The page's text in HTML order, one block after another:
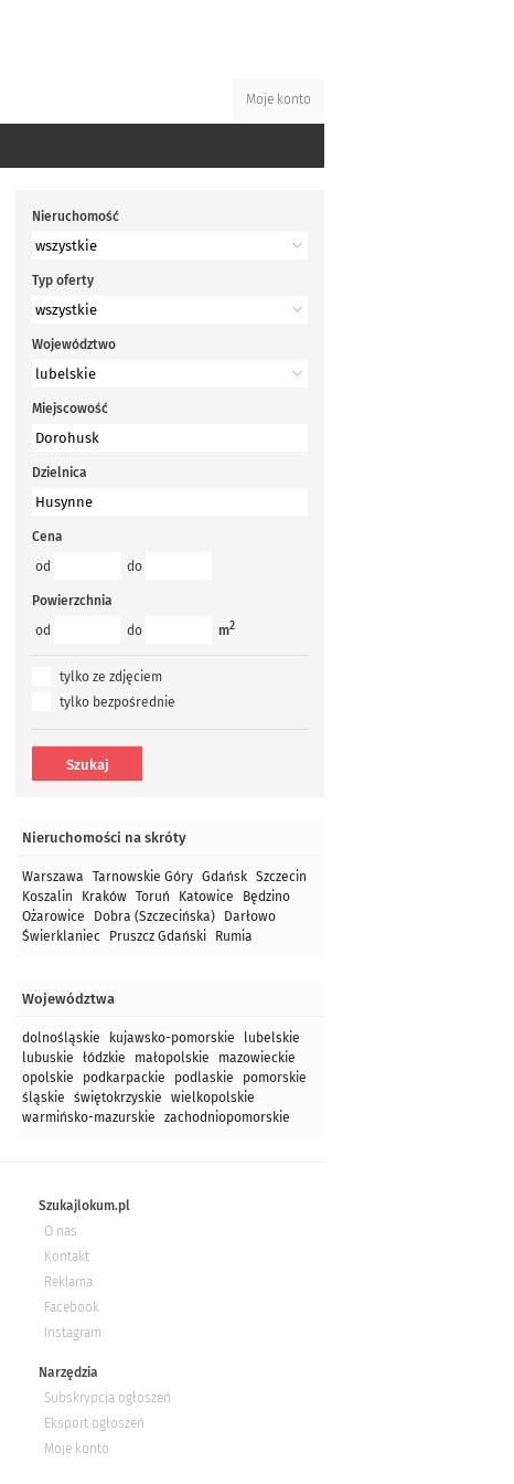
Moje konto
Nieruchomość
Typ oferty
Województwo
Miejscowość
Dzielnica
Cena
od
do
Powierzchnia
od
do m2
tylko ze zdjęciem
tylko bezpośrednie
Nieruchomości na skróty
Warszawa Tarnowskie Góry Gdańsk Szczecin
Koszalin
Kraków Toruń Katowice
Będzino
Ożarowice
Dobra (Szczecińska)
Darłowo
Świerklaniec
Pruszcz Gdański Rumia
Województwa
dolnośląskie kujawsko-pomorskie
lubelskie
lubuskie
łódzkie małopolskie
mazowieckie
opolskie
podkarpackie podlaskie
pomorskie
śląskie
świętokrzyskie
wielkopolskie
warmińsko-mazurskie
zachodniopomorskie
Szukajlokum.pl
O nas
Kontakt
Reklama
Facebook
Instagram
Narzędzia
Subskrypcja ogłoszeń
Eksport ogłoszeń
Moje konto